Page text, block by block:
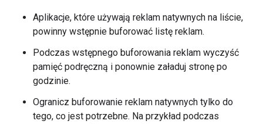
Aplikacje, które używają reklam natywnych na liście,
powinny wstępnie buforować listę reklam.
Podczas wstępnego buforowania reklam wyczyść
pamięć podręczną i ponownie załaduj stronę po
godzinie.
Ogranicz buforowanie reklam natywnych tylko do
tego, co jest potrzebne. Na przykład podczas